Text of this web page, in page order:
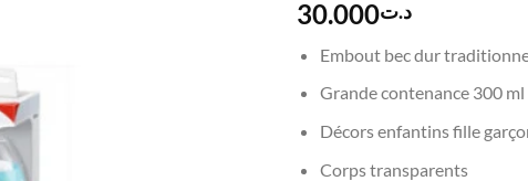
د.ت30.000
Embout bec dur
Grande contenance 300 ml
Décors enfantins fille
Corps transparents